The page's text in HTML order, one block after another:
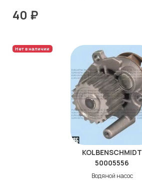
40 ₽
Нет в наличии
KOLBENSCHMIDT
50005556
Водяной насос